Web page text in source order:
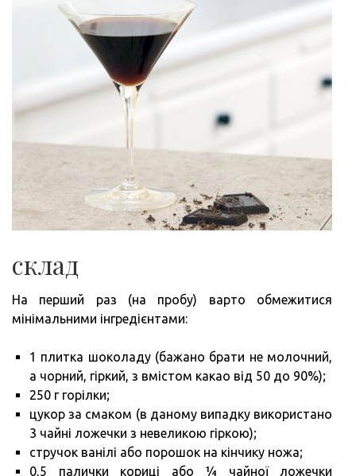
склад
На перший раз (на пробу) варто обмежитися
мінімальними інгредієнтами:
1 плитка шоколаду (бажано брати не молочний,
а чорний, гіркий, з вмістом какао від 50 до 90%);
250 г горілки;
цукор за смаком (в даному випадку використано
3 чайні ложечки з невеликою гіркою);
стручок ванілі або порошок на кінчику ножа;
0,5 палички кориці або ¼ чайної ложечки